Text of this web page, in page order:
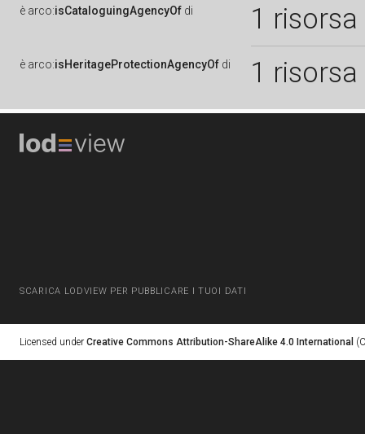
è arco:isCataloguingAgencyOf di 1 risorsa
è arco:isHeritageProtectionAgencyOf di 1 risorsa
SCARICA LODVIEW PER PUBBLICARE I TUOI DATI
Licensed under Creative Commons Attribution-ShareAlike 4.0 International